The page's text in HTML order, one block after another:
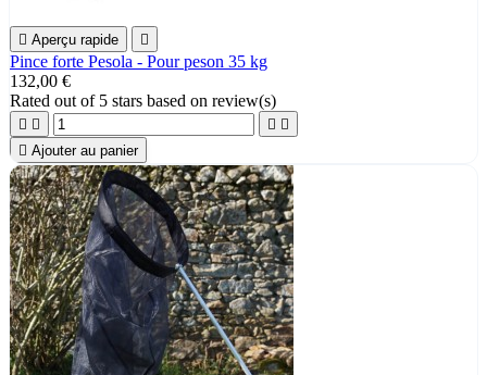
 Aperçu rapide 
Pince forte Pesola - Pour peson 35 kg
132,00 €
Rated out of 5 stars based on review(s)
   
 Ajouter au panier